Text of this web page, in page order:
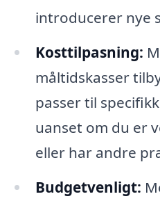
introducerer nye
Kosttilpasning:
måltidskasser
passer til
uanset om du er
eller har andre
Budgetvenligt: